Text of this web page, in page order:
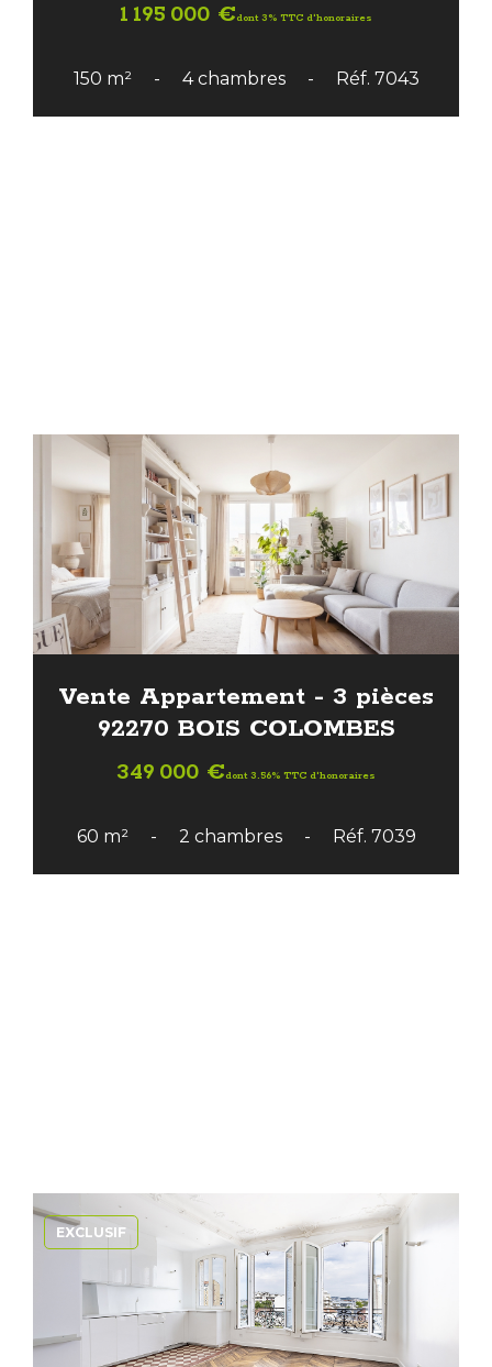
1 195 000 €dont 3% TTC d'honoraires
150 m² 4 chambres Réf. 7043
Vente Appartement - 3 pièces
92270 BOIS COLOMBES
349 000 €dont 3.56% TTC d'honoraires
60 m² 2 chambres Réf. 7039
EXCLUSIF